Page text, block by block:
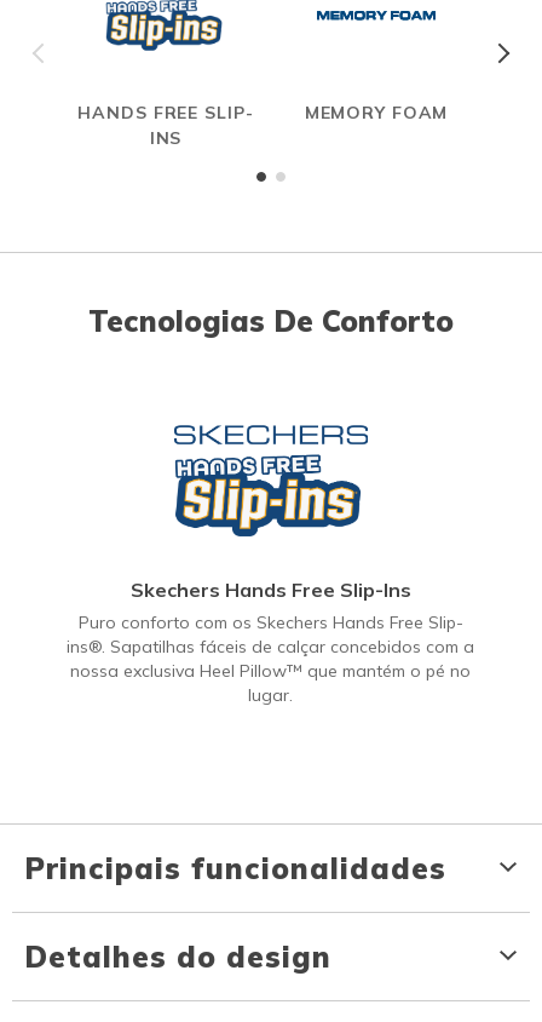
HANDS FREE SLIP-
INS
MEMORY FOAM
Tecnologias De Conforto
Skechers Hands Free Slip-Ins
Puro conforto com os Skechers Hands Free Slip-
ins®. Sapatilhas fáceis de calçar concebidos com a
nossa exclusiva Heel Pillow™ que mantém o pé no
lugar.
Principais funcionalidades
Detalhes do design